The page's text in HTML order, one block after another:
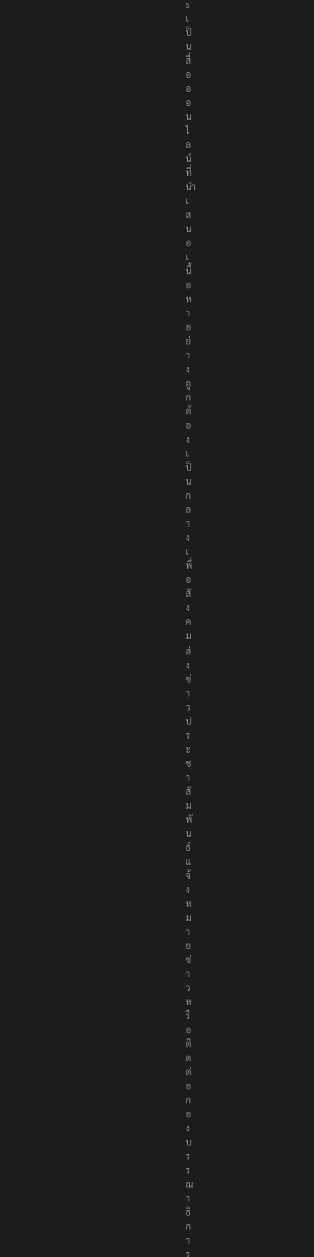
s
เ
ป็
น
สื่
อ
อ
อ
น
ไ
ล
น์
ที่
นำ
เ
ส
น
อ
เ
นื้
อ
ห
า
อ
ย่
า
ง
ถู
ก
ต้
อ
ง
เ
ป็
น
ก
ล
า
ง
เ
พื่
อ
สั
ง
ค
ม
ส่
ง
ข่
า
ว
ป
ร
ะ
ช
า
สั
ม
พั
น
ธ์
แ
จ้
ง
ห
ม
า
ย
ข่
า
ว
ห
รื
อ
ติ
ด
ต่
อ
ก
อ
ง
บ
ร
ร
ณ
า
ธิ
ก
า
ร